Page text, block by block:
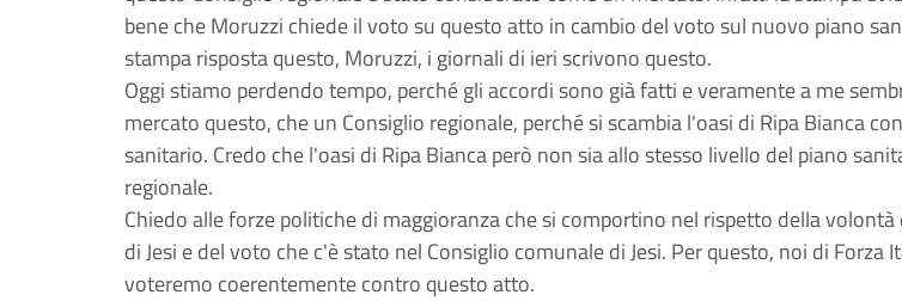
bene che Moruzzi chiede il voto su questo atto in cambio del voto sul nuovo piano
stampa risposta questo, Moruzzi, i giornali di ieri scrivono questo.
Oggi stiamo perdendo tempo, perché gli accordi sono già fatti e veramente a me
mercato questo, che un Consiglio regionale, perché si scambia l'oasi di Ripa Bianca
sanitario. Credo che l'oasi di Ripa Bianca però non sia allo stesso livello del piano
regionale.
Chiedo alle forze politiche di maggioranza che si comportino nel rispetto della
di Jesi e del voto che c'è stato nel Consiglio comunale di Jesi. Per questo, noi di Forza
voteremo coerentemente contro questo atto.